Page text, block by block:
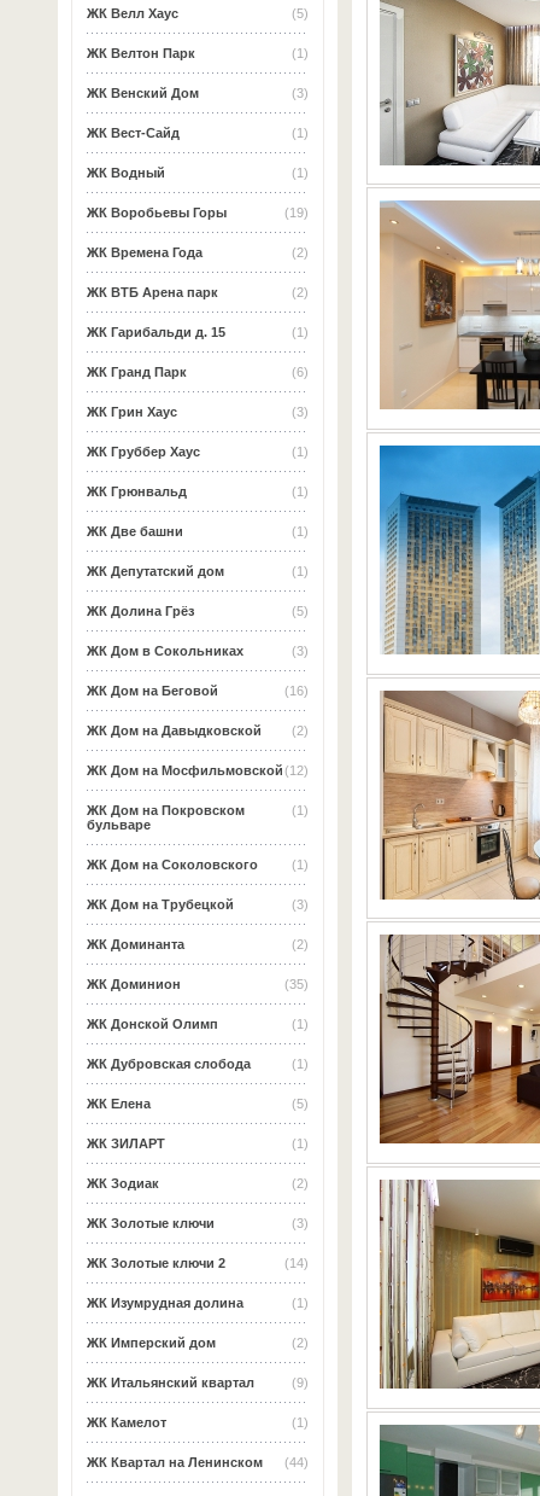
(5)
ЖК Велл Хаус
(1)
ЖК Велтон Парк
(3)
ЖК Венский Дом
(1)
ЖК Вест-Сайд
(1)
ЖК Водный
(19)
ЖК Воробьевы Горы
(2)
ЖК Времена Года
(2)
ЖК ВТБ Арена парк
(1)
ЖК Гарибальди д. 15
(6)
ЖК Гранд Парк
(3)
ЖК Грин Хаус
(1)
ЖК Груббер Хаус
(1)
ЖК Грюнвальд
(1)
ЖК Две башни
(1)
ЖК Депутатский дом
(5)
ЖК Долина Грёз
(3)
ЖК Дом в Сокольниках
(16)
ЖК Дом на Беговой
(2)
ЖК Дом на Давыдковской
(12)
ЖК Дом на Мосфильмовской
(1)
ЖК Дом на Покровском
бульваре
(1)
ЖК Дом на Соколовского
(3)
ЖК Дом на Трубецкой
(2)
ЖК Доминанта
(35)
ЖК Доминион
(1)
ЖК Донской Олимп
(1)
ЖК Дубровская слобода
(5)
ЖК Елена
(1)
ЖК ЗИЛАРТ
(2)
ЖК Зодиак
(3)
ЖК Золотые ключи
(14)
ЖК Золотые ключи 2
(1)
ЖК Изумрудная долина
(2)
ЖК Имперский дом
(9)
ЖК Итальянский квартал
(1)
ЖК Камелот
(44)
ЖК Квартал на Ленинском